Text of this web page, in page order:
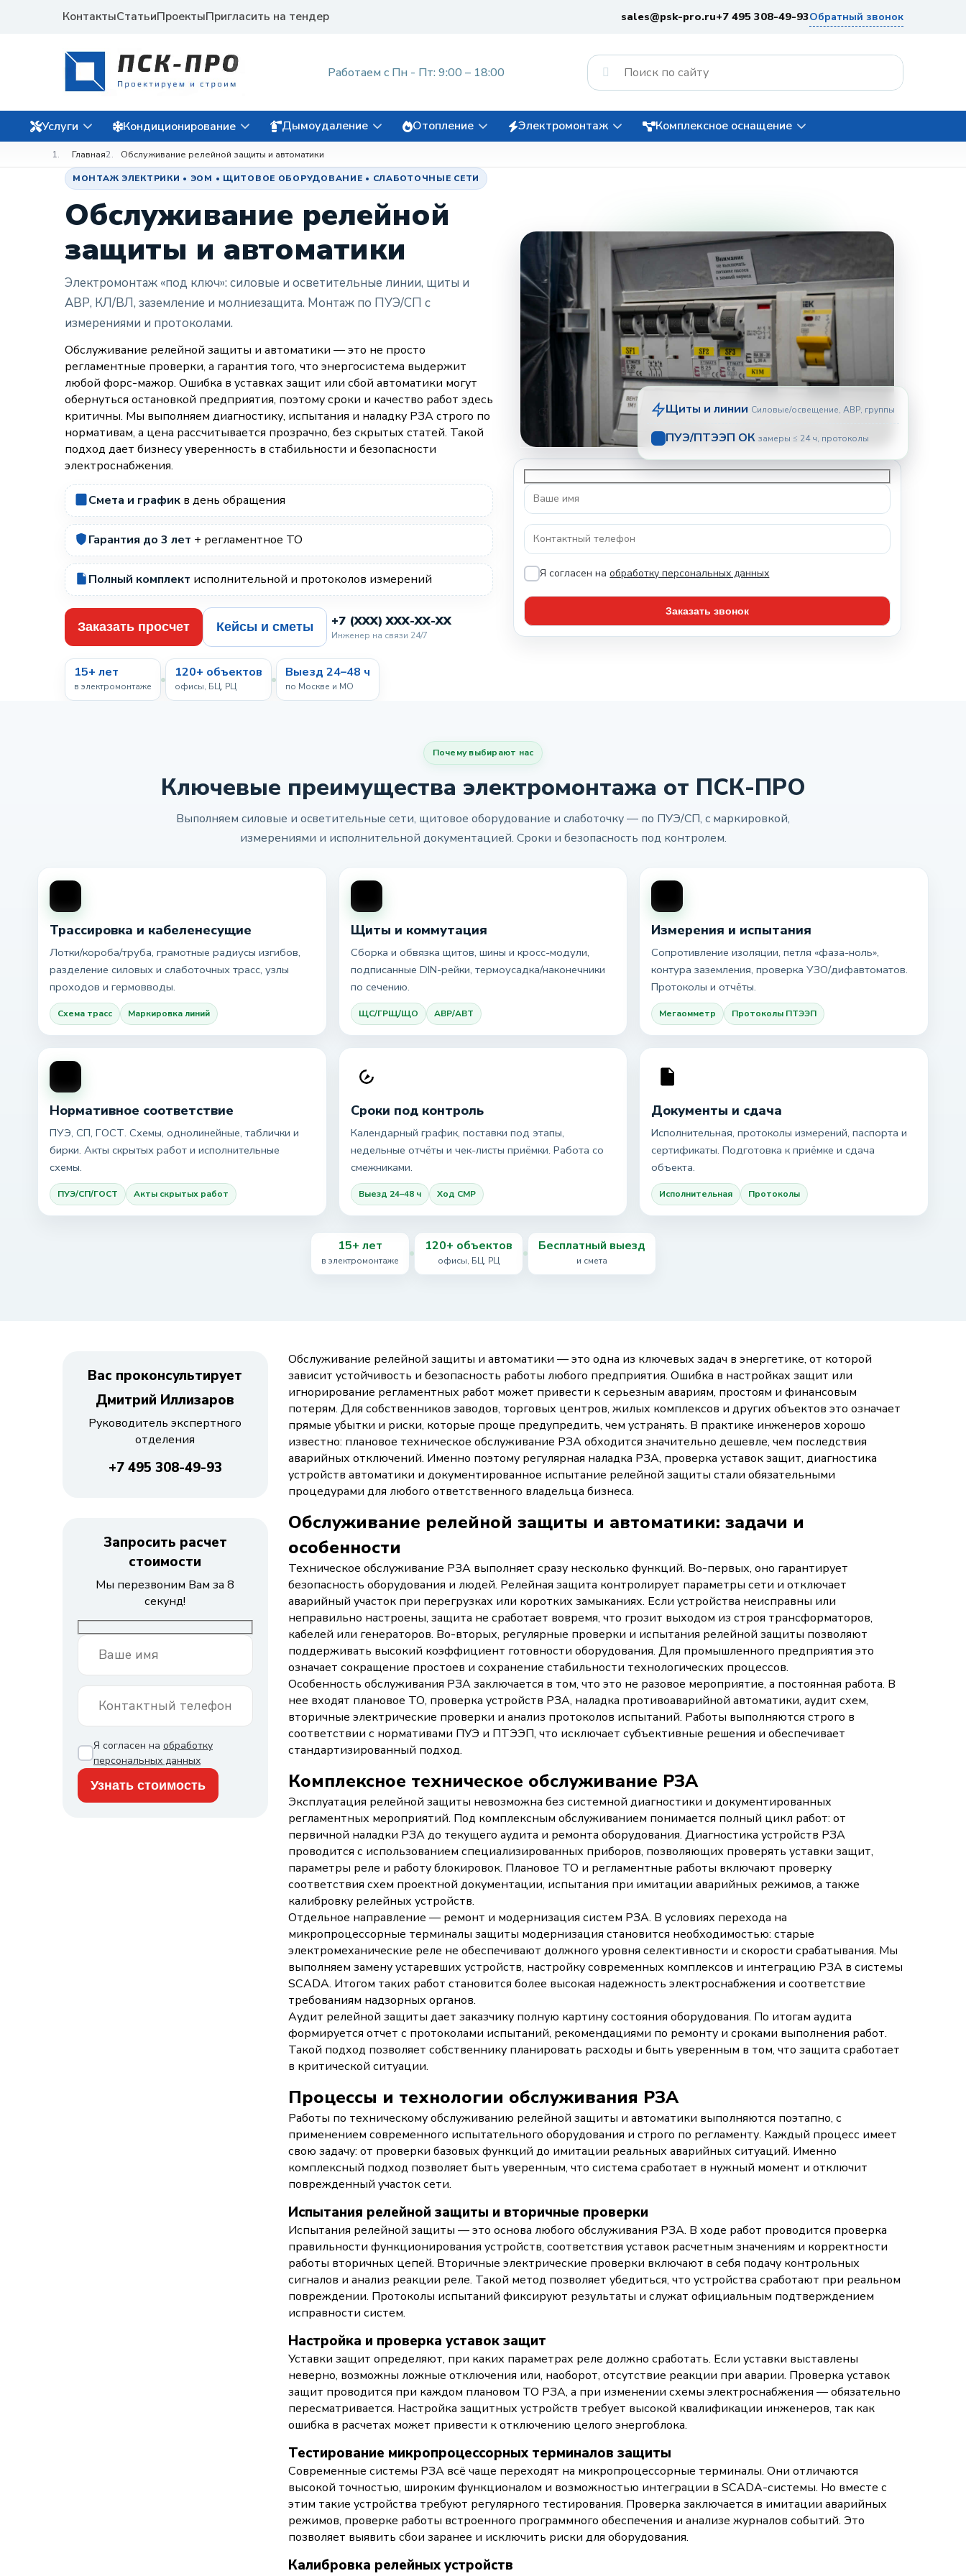
КонтактыСтатьиПроектыПригласить на тендер sales@psk-pro.ru+7 495 308-49-93Обратный звонок
Работаем с Пн - Пт: 9:00 – 18:00
Услуги Кондиционирование Дымоудаление Отопление Электромонтаж Комплексное оснащение
Главная Обслуживание релейной защиты и автоматики
МОНТАЖ ЭЛЕКТРИКИ • ЭОМ • ЩИТОВОЕ ОБОРУДОВАНИЕ • СЛАБОТОЧНЫЕ СЕТИ
Обслуживание релейной
защиты и автоматики
Электромонтаж «под ключ»: силовые и осветительные линии, щиты и
АВР, КЛ/ВЛ, заземление и молниезащита. Монтаж по ПУЭ/СП с
измерениями и протоколами.
Обслуживание релейной защиты и автоматики — это не просто
регламентные проверки, а гарантия того, что энергосистема выдержит
любой форс-мажор. Ошибка в уставках защит или сбой автоматики могут
обернуться остановкой предприятия, поэтому сроки и качество работ здесь
критичны. Мы выполняем диагностику, испытания и наладку РЗА строго по
нормативам, а цена рассчитывается прозрачно, без скрытых статей. Такой
подход дает бизнесу уверенность в стабильности и безопасности
электроснабжения.
Смета и график в день обращения
Гарантия до 3 лет + регламентное ТО
Полный комплект исполнительной и протоколов измерений
Заказать просчет Кейсы и сметы +7 (XXX) XXX-XX-XX
Инженер на связи 24/7
15+ лет
в электромонтаже
120+ объектов
офисы, БЦ, РЦ
Выезд 24–48 ч
по Москве и МО
Щиты и линии Силовые/освещение, АВР, группы
ПУЭ/ПТЭЭП ОК замеры ≤ 24 ч, протоколы
Я согласен наобработку персональных данных
Почему выбирают нас
Ключевые преимущества электромонтажа от ПСК-ПРО
Выполняем силовые и осветительные сети, щитовое оборудование и слаботочку — по ПУЭ/СП, с маркировкой,
измерениями и исполнительной документацией. Сроки и безопасность под контролем.
Трассировка и кабеленесущие
Лотки/короба/труба, грамотные радиусы изгибов,
разделение силовых и слаботочных трасс, узлы
проходов и гермовводы.
Схема трасс Маркировка линий
Щиты и коммутация
Сборка и обвязка щитов, шины и кросс-модули,
подписанные DIN-рейки, термоусадка/наконечники
по сечению.
ЩС/ГРЩ/ЩО АВР/АВТ
Измерения и испытания
Сопротивление изоляции, петля «фаза-ноль»,
контура заземления, проверка УЗО/дифавтоматов.
Протоколы и отчёты.
Мегаомметр Протоколы ПТЭЭП
Нормативное соответствие
ПУЭ, СП, ГОСТ. Схемы, однолинейные, таблички и
бирки. Акты скрытых работ и исполнительные
схемы.
ПУЭ/СП/ГОСТ Акты скрытых работ
Сроки под контроль
Календарный график, поставки под этапы,
недельные отчёты и чек-листы приёмки. Работа со
смежниками.
Выезд 24–48 ч Ход СМР
Документы и сдача
Исполнительная, протоколы измерений, паспорта и
сертификаты. Подготовка к приёмке и сдача
объекта.
Исполнительная Протоколы
15+ лет
в электромонтаже
120+ объектов
офисы, БЦ, РЦ
Бесплатный выезд
и смета
Вас проконсультирует
Дмитрий Иллизаров
Руководитель экспертного
отделения
+7 495 308-49-93
Запросить расчет
стоимости
Мы перезвоним Вам за 8
секунд!
Я согласен на обработку
персональных данных
Обслуживание релейной защиты и автоматики — это одна из ключевых задач в энергетике, от которой
зависит устойчивость и безопасность работы любого предприятия. Ошибка в настройках защит или
игнорирование регламентных работ может привести к серьезным авариям, простоям и финансовым
потерям. Для собственников заводов, торговых центров, жилых комплексов и других объектов это означает
прямые убытки и риски, которые проще предупредить, чем устранять. В практике инженеров хорошо
известно: плановое техническое обслуживание РЗА обходится значительно дешевле, чем последствия
аварийных отключений. Именно поэтому регулярная наладка РЗА, проверка уставок защит, диагностика
устройств автоматики и документированное испытание релейной защиты стали обязательными
процедурами для любого ответственного владельца бизнеса.
Обслуживание релейной защиты и автоматики: задачи и
особенности
Техническое обслуживание РЗА выполняет сразу несколько функций. Во-первых, оно гарантирует
безопасность оборудования и людей. Релейная защита контролирует параметры сети и отключает
аварийный участок при перегрузках или коротких замыканиях. Если устройства неисправны или
неправильно настроены, защита не сработает вовремя, что грозит выходом из строя трансформаторов,
кабелей или генераторов. Во-вторых, регулярные проверки и испытания релейной защиты позволяют
поддерживать высокий коэффициент готовности оборудования. Для промышленного предприятия это
означает сокращение простоев и сохранение стабильности технологических процессов.
Особенность обслуживания РЗА заключается в том, что это не разовое мероприятие, а постоянная работа. В
нее входят плановое ТО, проверка устройств РЗА, наладка противоаварийной автоматики, аудит схем,
вторичные электрические проверки и анализ протоколов испытаний. Работы выполняются строго в
соответствии с нормативами ПУЭ и ПТЭЭП, что исключает субъективные решения и обеспечивает
стандартизированный подход.
Комплексное техническое обслуживание РЗА
Эксплуатация релейной защиты невозможна без системной диагностики и документированных
регламентных мероприятий. Под комплексным обслуживанием понимается полный цикл работ: от
первичной наладки РЗА до текущего аудита и ремонта оборудования. Диагностика устройств РЗА
проводится с использованием специализированных приборов, позволяющих проверять уставки защит,
параметры реле и работу блокировок. Плановое ТО и регламентные работы включают проверку
соответствия схем проектной документации, испытания при имитации аварийных режимов, а также
калибровку релейных устройств.
Отдельное направление — ремонт и модернизация систем РЗА. В условиях перехода на
микропроцессорные терминалы защиты модернизация становится необходимостью: старые
электромеханические реле не обеспечивают должного уровня селективности и скорости срабатывания. Мы
выполняем замену устаревших устройств, настройку современных комплексов и интеграцию РЗА в системы
SCADA. Итогом таких работ становится более высокая надежность электроснабжения и соответствие
требованиям надзорных органов.
Аудит релейной защиты дает заказчику полную картину состояния оборудования. По итогам аудита
формируется отчет с протоколами испытаний, рекомендациями по ремонту и сроками выполнения работ.
Такой подход позволяет собственнику планировать расходы и быть уверенным в том, что защита сработает
в критической ситуации.
Процессы и технологии обслуживания РЗА
Работы по техническому обслуживанию релейной защиты и автоматики выполняются поэтапно, с
применением современного испытательного оборудования и строго по регламенту. Каждый процесс имеет
свою задачу: от проверки базовых функций до имитации реальных аварийных ситуаций. Именно
комплексный подход позволяет быть уверенным, что система сработает в нужный момент и отключит
поврежденный участок сети.
Испытания релейной защиты и вторичные проверки
Испытания релейной защиты — это основа любого обслуживания РЗА. В ходе работ проводится проверка
правильности функционирования устройств, соответствия уставок расчетным значениям и корректности
работы вторичных цепей. Вторичные электрические проверки включают в себя подачу контрольных
сигналов и анализ реакции реле. Такой метод позволяет убедиться, что устройства сработают при реальном
повреждении. Протоколы испытаний фиксируют результаты и служат официальным подтверждением
исправности систем.
Настройка и проверка уставок защит
Уставки защит определяют, при каких параметрах реле должно сработать. Если уставки выставлены
неверно, возможны ложные отключения или, наоборот, отсутствие реакции при аварии. Проверка уставок
защит проводится при каждом плановом ТО РЗА, а при изменении схемы электроснабжения — обязательно
пересматривается. Настройка защитных устройств требует высокой квалификации инженеров, так как
ошибка в расчетах может привести к отключению целого энергоблока.
Тестирование микропроцессорных терминалов защиты
Современные системы РЗА всё чаще переходят на микропроцессорные терминалы. Они отличаются
высокой точностью, широким функционалом и возможностью интеграции в SCADA-системы. Но вместе с
этим такие устройства требуют регулярного тестирования. Проверка заключается в имитации аварийных
режимов, проверке работы встроенного программного обеспечения и анализе журналов событий. Это
позволяет выявить сбои заранее и исключить риски для оборудования.
Калибровка релейных устройств